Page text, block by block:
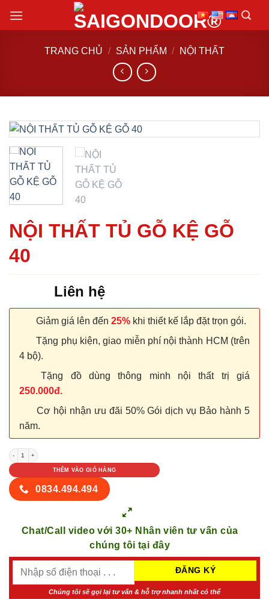
đến
TRANG CHỦ / SẢN PHẨM / NỘI THẤT
NỘI THẤT TỦ GỖ KỆ GỖ
40
Liên hệ
Giảm giá lên đến 25% khi thiết kế lắp đặt trọn gói.
Tặng phụ kiện, giao miễn phí nội thành HCM (trên
4 bộ).
Tặng đồ dùng thông minh nội thất trị giá
250.000đ.
Cơ hội nhận ưu đãi 50% Gói dịch vụ Bảo hành 5
năm.
NỘI THẤT TỦ GỖ KỆ GỖ 40 số lượng
THÊM VÀO GIỎ HÀNG
0834.494.494
Chat/Call video với 30+ Nhân viên tư vấn của
chúng tôi tại đây
Chúng tôi sẽ gọi lại tư vấn & hỗ trợ nhanh nhất có thể